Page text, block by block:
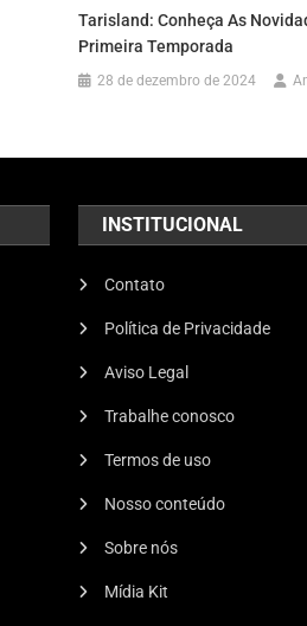
Tarisland: Conheça As
Primeira Temporada
28 de dezembro de 2024
INSTITUCIONAL
Contato
Política de Privacidade
Aviso Legal
Trabalhe conosco
Termos de uso
Nosso conteúdo
Sobre nós
Mídia Kit